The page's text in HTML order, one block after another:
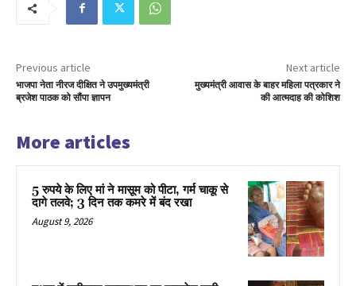
Previous article
भाजपा नेता नीरज दीक्षित ने उपमुख्यमंत्री
ब्रजेश पाठक को सौंपा ज्ञापन
Next article
मुख्यमंत्री आवास के बाहर महिला पत्रकार ने
की आत्मदाह की कोशिश
More articles
5 रुपये के लिए मां ने मासूम को पीटा, गर्म चाकू से
दागे तलवे; 3 दिन तक कमरे में बंद रखा
August 9, 2026